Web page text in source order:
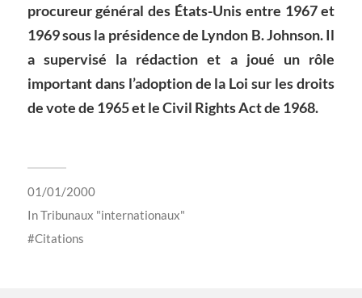
procureur général des États-Unis entre 1967 et
1969 sous la présidence de Lyndon B. Johnson. Il
a supervisé la rédaction et a joué un rôle
important dans l’adoption de la Loi sur les droits
de vote de 1965 et le Civil Rights Act de 1968.
01/01/2000
InTribunaux "internationaux"
Citations